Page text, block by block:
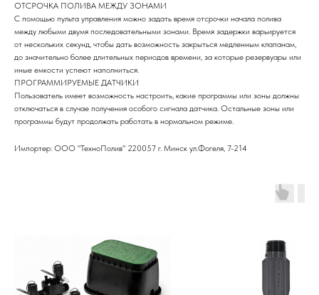
ОТСРОЧКА ПОЛИВА МЕЖДУ ЗОНАМИ
С помощью пульта управления можно задать время отсрочки начала полива
между любыми двумя последовательными зонами. Время задержки варьируется
от нескольких секунд, чтобы дать возможность закрыться медленным клапанам,
до значительно более длительных периодов времени, за которые резервуары или
иные емкости успеют наполниться.
ПРОГРАММИРУЕМЫЕ ДАТЧИКИ
Пользователь имеет возможность настроить, какие программы или зоны должны
отключаться в случае получения особого сигнала датчика. Остальные зоны или
программы будут продолжать работать в нормальном режиме.
Импортер: ООО "ТехноПолив" 220057 г. Минск ул.Фогеля, 7-214